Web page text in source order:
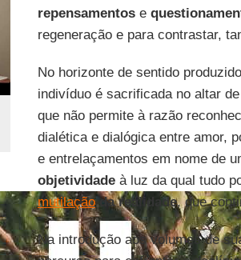
repensamentose
regeneração e para contrastar,
No horizonte de sentido
indivíduo é sacrificada no altar
que não permite à razão
dialética e dialógica entre amor,
e entrelaçamentos em nome de
objetividadeà luz da qual tudo
mutilaçãoda realidade, que
Na introdução aos volumes de